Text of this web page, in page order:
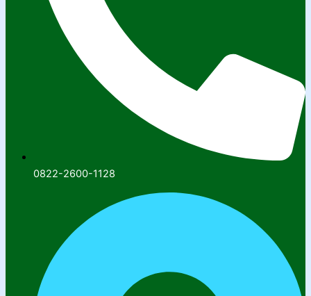
0822-2600-1128